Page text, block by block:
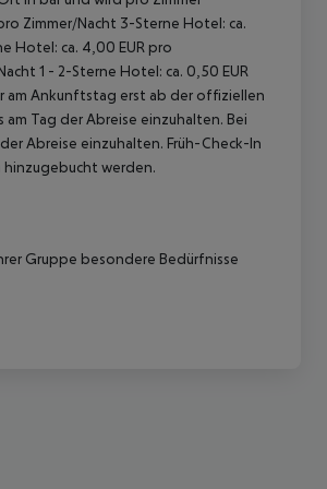
Zimmer/Nacht 3-Sterne Hotel: ca.
Hotel: ca. 4,00 EUR pro
1 - 2-Sterne Hotel: ca. 0,50 EUR
am Ankunftstag erst ab der offiziellen
Tag der Abreise einzuhalten. Bei
Abreise einzuhalten. Früh-Check-In
hinzugebucht werden.
Gruppe besondere Bedürfnisse